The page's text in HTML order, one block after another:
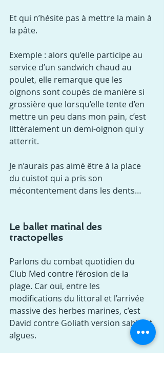
Et qui n’hésite pas à mettre la main à
la pâte.
Exemple : alors qu’elle participe au
service d’un sandwich chaud au
poulet, elle remarque que les
oignons sont coupés de manière si
grossière que lorsqu’elle tente d’en
mettre un peu dans mon pain, c’est
littéralement un demi-oignon qui y
atterrit.
Je n’aurais pas aimé être à la place
du cuistot qui a pris son
mécontentement dans les dents…
Le ballet matinal des
tractopelles
Parlons du combat quotidien du
Club Med contre l’érosion de la
plage. Car oui, entre les
modifications du littoral et l’arrivée
massive des herbes marines, c’est
David contre Goliath version sable et
algues.